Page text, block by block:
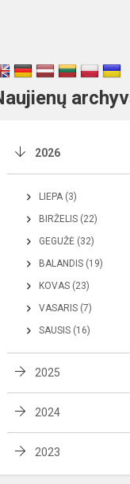
2026
LIEPA (3)
BIRŽELIS (22)
GEGUŽĖ (32)
BALANDIS (19)
KOVAS (23)
VASARIS (7)
SAUSIS (16)
2025
2024
2023